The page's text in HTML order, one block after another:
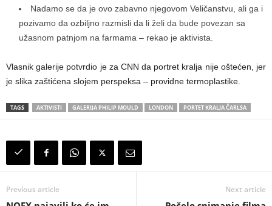
Nadamo se da je ovo zabavno njegovom Veličanstvu, ali ga i
pozivamo da ozbiljno razmisli da li želi da bude povezan sa
užasnom patnjom na farmama – rekao je aktivista.
Vlasnik galerije potvrdio je za CNN da portret kralja nije oštećen, jer
je slika zaštićena slojem perspeksa – providne termoplastike.
TAGS AKTIVISTI GALERIJA PHILIP MOULD LONDON PORTET KRALJA ČARLSA
Previous article Next article